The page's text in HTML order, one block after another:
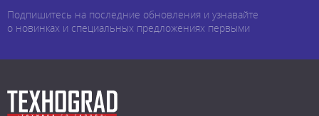
Подпишитесь на последние обновления и узнавайте
о новинках и специальных предложениях первыми